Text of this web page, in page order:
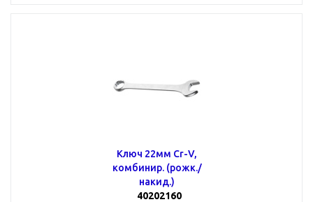
Ключ 22мм Cr-V,
комбинир. (рожк./
накид.)
40202160